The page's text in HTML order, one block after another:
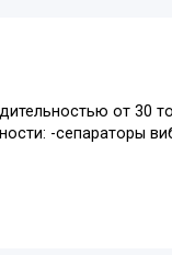
от 30
-сепараторы